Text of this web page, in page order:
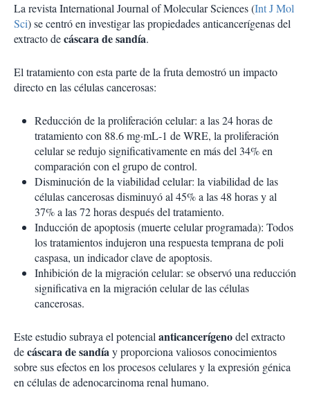
La revista International Journal of Molecular Sciences (Int J Mol
Sci) se centró en investigar las propiedades anticancerígenas del
extracto decáscara de sandía.
El tratamiento con esta parte de la fruta demostró un impacto
directo en las células cancerosas:
Reducción de la proliferación celular: a las 24 horas de
tratamiento con 88.6 mg·mL-1 de WRE, la proliferación
celular se redujo significativamente en más del 34% en
comparación con el grupo de control.
Disminución de la viabilidad celular: la viabilidad de las
células cancerosas disminuyó al 45% a las 48 horas y al
37% a las 72 horas después del tratamiento.
Inducción de apoptosis (muerte celular programada): Todos
los tratamientos indujeron una respuesta temprana de poli
caspasa, un indicador clave de apoptosis.
Inhibición de la migración celular: se observó una reducción
significativa en la migración celular de las células
cancerosas.
Este estudio subraya el potencialanticancerígenodel extracto
decáscara de sandíay proporciona valiosos conocimientos
sobre sus efectos en los procesos celulares y la expresión génica
en células de adenocarcinoma renal humano.